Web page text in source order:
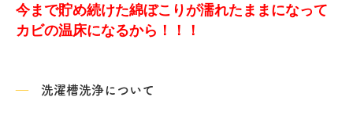
今まで貯め続けた綿ぼこりが濡れたままになって
カビの温床になるから！！！
洗濯槽洗浄について